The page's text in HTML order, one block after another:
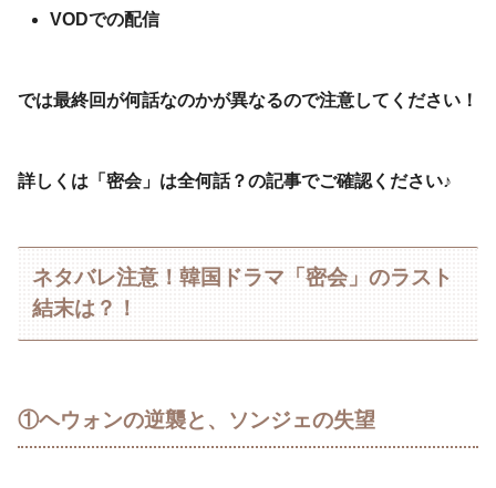
VODでの配信
では最終回が何話なのかが異なるので注意してください！
詳しくは「密会」は全何話？の記事でご確認ください♪
ネタバレ注意！韓国ドラマ「密会」のラスト
結末は？！
①ヘウォンの逆襲と、ソンジェの失望